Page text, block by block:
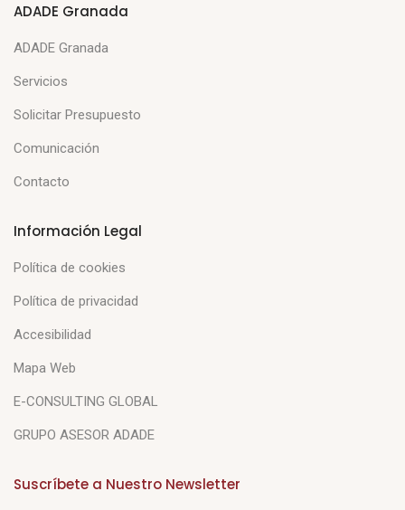
ADADE Granada
ADADE Granada
Servicios
Solicitar Presupuesto
Comunicación
Contacto
Información Legal
Política de cookies
Política de privacidad
Accesibilidad
Mapa Web
E-CONSULTING GLOBAL
GRUPO ASESOR ADADE
Suscríbete a Nuestro Newsletter